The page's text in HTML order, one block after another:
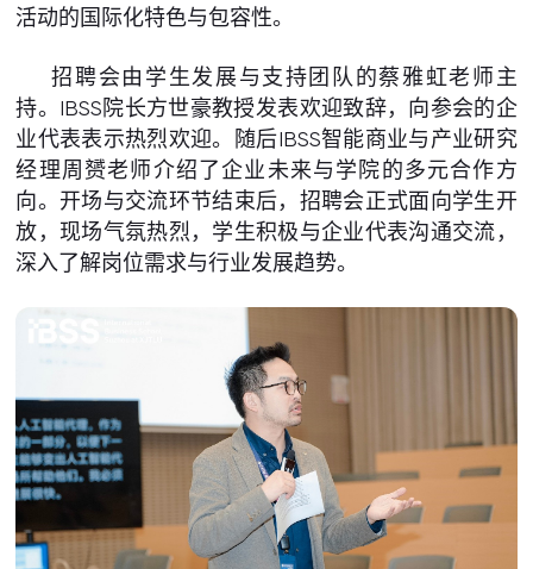
活动的国际化特色与包容性。
招聘会由学生发展与支持团队的蔡雅虹老师主
持。IBSS院长方世豪教授发表欢迎致辞，向参会的企
业代表表示热烈欢迎。随后IBSS智能商业与产业研究
经理周赟老师介绍了企业未来与学院的多元合作方
向。开场与交流环节结束后，招聘会正式面向学生开
放，现场气氛热烈，学生积极与企业代表沟通交流，
深入了解岗位需求与行业发展趋势。